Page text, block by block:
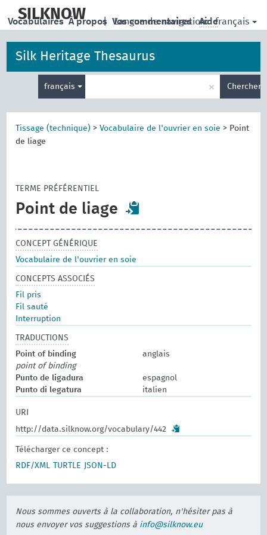
main
SILKNOW | Langue de navigation: français
Vocabulaires À propos Vos commentaires Aide
Silk Heritage Thesaurus
français
de
recherche
× Chercher
Tissage (technique) >Vocabulaire de l'ouvrier en soie > Point
de liage
TERME PRÉFÉRENTIEL
Point de liage
CONCEPT GÉNÉRIQUE
Vocabulaire de l'ouvrier en soie
CONCEPTS ASSOCIÉS
Fil pris
Fil sauté
Interruption
TRADUCTIONS
Point of binding
anglais
point of binding
Punto de ligadura
espagnol
Punto di legatura
italien
URI
http://data.silknow.org/vocabulary/442
Télécharger ce concept :
RDF/XML
TURTLE JSON-LD
Nous sommes ouverts à la collaboration, n'hésiter pas à
nous envoyer vos suggestions à info@silknow.eu